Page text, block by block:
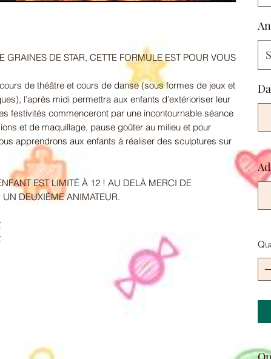
GRAINES DE STAR, CETTE FORMULE EST POUR VOUS
de théâtre et cours de danse (sous formes de jeux et
l’après midi permettra aux enfants d’extérioriser leur
festivités commenceront par une incontournable séance
et de maquillage, pause goûter au milieu et pour
apprendrons aux enfants à réaliser des sculptures sur
EST LIMITÉ À 12 ! AU DELÀ MERCI DE
DEUXIÈME ANIMATEUR.